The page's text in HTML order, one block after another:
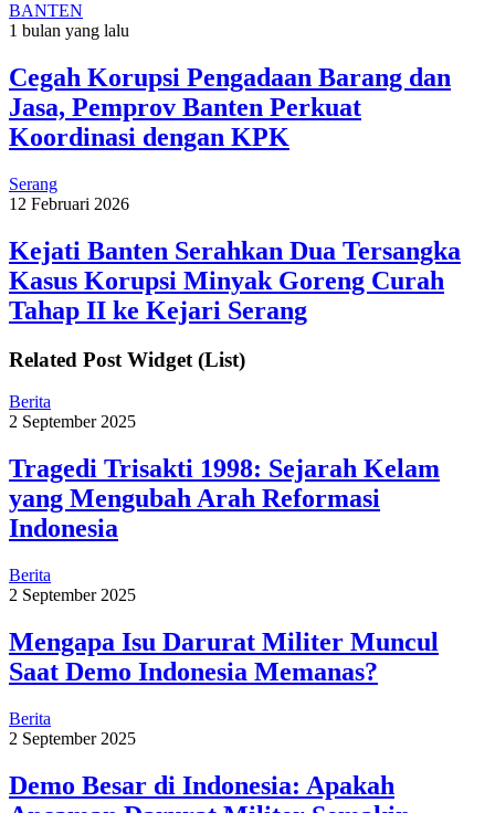
BANTEN
1 bulan yang lalu
Cegah Korupsi Pengadaan Barang dan
Jasa, Pemprov Banten Perkuat
Koordinasi dengan KPK
Serang
12 Februari 2026
Kejati Banten Serahkan Dua Tersangka
Kasus Korupsi Minyak Goreng Curah
Tahap II ke Kejari Serang
Related Post Widget (List)
Berita
2 September 2025
Tragedi Trisakti 1998: Sejarah Kelam
yang Mengubah Arah Reformasi
Indonesia
Berita
2 September 2025
Mengapa Isu Darurat Militer Muncul
Saat Demo Indonesia Memanas?
Berita
2 September 2025
Demo Besar di Indonesia: Apakah